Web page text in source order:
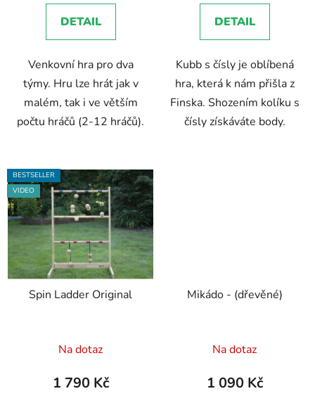
5,0
z
hvězdiček.
DETAIL
Venkovní hra pro dva
týmy. Hru lze hrát jak v
malém, tak i ve větším
počtu hráčů (2-12 hráčů).
5,0
z
hvězdiček.
DETAIL
Kubb s čísly je oblíbená
hra, která k nám přišla z
Finska. Shozením kolíku s
čísly získáváte body.
BESTSELLER
VIDEO
Spin Ladder Original
hodnocení
produktu
Na dotaz
1 790 Kč
Mikádo - (dřevěné)
hodnocení
produktu
Na dotaz
1 090 Kč